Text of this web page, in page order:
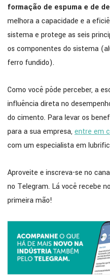
formação de espuma e de
melhora a capacidade e a
sistema e protege as seis
os componentes do sistema
ferro fundido).
Como você pôde perceber, a
influência direta no
do cimento. Para levar os
para a sua empresa,entre em
com um especialista em
Aproveite e inscreva-se no
no Telegram. Lá você recebe
primeira mão!